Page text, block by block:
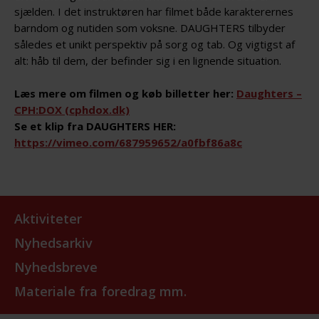
sjælden. I det instruktøren har filmet både karakterernes
barndom og nutiden som voksne. DAUGHTERS tilbyder
således et unikt perspektiv på sorg og tab. Og vigtigst af
alt: håb til dem, der befinder sig i en lignende situation.
Læs mere om filmen og køb billetter her: Daughters –
CPH:DOX (cphdox.dk)
Se et klip fra DAUGHTERS HER:
https://vimeo.com/687959652/a0fbf86a8c
Aktiviteter
Nyhedsarkiv
Nyhedsbreve
Materiale fra foredrag mm.